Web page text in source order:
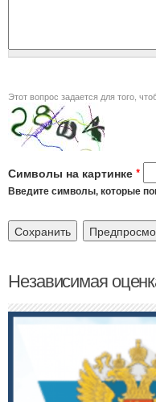
Символы на картинке *
Введите символы, которые
Независимая